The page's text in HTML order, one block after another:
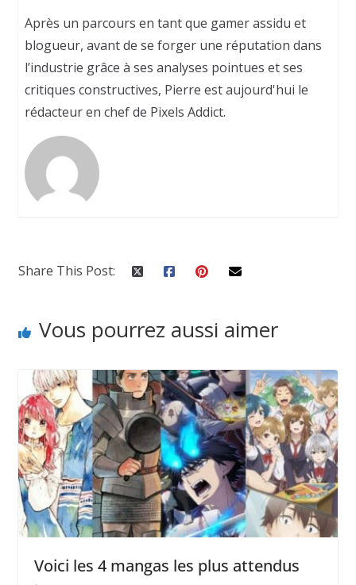
Après un parcours en tant que gamer assidu et
blogueur, avant de se forger une réputation dans
l’industrie grâce à ses analyses pointues et ses
critiques constructives, Pierre est aujourd'hui le
rédacteur en chef de Pixels Addict.
Share This Post:
Vous pourrez aussi aimer
Voici les 4 mangas les plus attendus